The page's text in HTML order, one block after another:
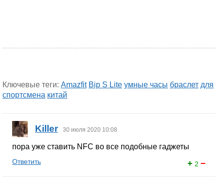
Ключевые теги: Amazfit Bip S Lite умные часы браслет для
спортсмена китай
Killer 30 июля 2020 10:08
пора уже ставить NFC во все подобные гаджеты
+ 2 −
Ответить